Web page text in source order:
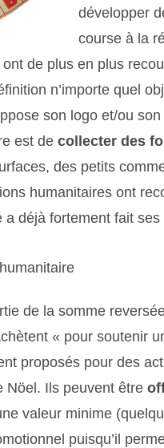
développer
course à la
de plus en plus
n’importe quel
son logo et/ou
est de collecter des
des petits
humanitaires ont
a déjà fortement fait ses
de la somme
« pour soutenir
proposés pour des
Nöel. Ils peuvent être
valeur minime
puisqu’il